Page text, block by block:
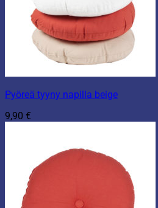
Pyöreä tyyny napilla beige
9,90 €